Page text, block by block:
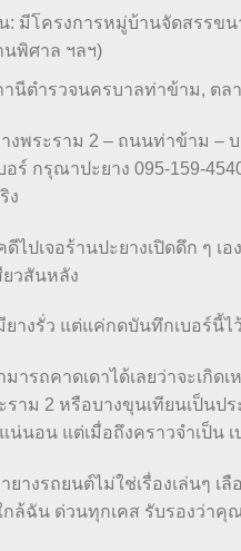
มีโครงการหมู่บ้านจัดสรรข
พิศาล ฯลฯ)
านีตำรวจนครบาลท่าข้าม, ต
พระราม 2 – ถนนท่าข้าม –
อร์ กรุณาปะยาง 095-159-
ง
ปเจอร้านปะยางเปิดดึก ๆ เ
ยวสันหลัง
างรั่ว แต่แค่กดบันทึกเบอร์นี้
ารถคาดเดาได้เลยว่าจะเกิ
าม 2 หรือบางขุนเทียนเป็นปร
น่นอน แต่เมื่อถึงคราวจำเป็น
างรถยนต์ไม่ใช่เรื่องเล่นๆ เ
กล้ฉัน ด่วนทุกเคส รับรองว่า